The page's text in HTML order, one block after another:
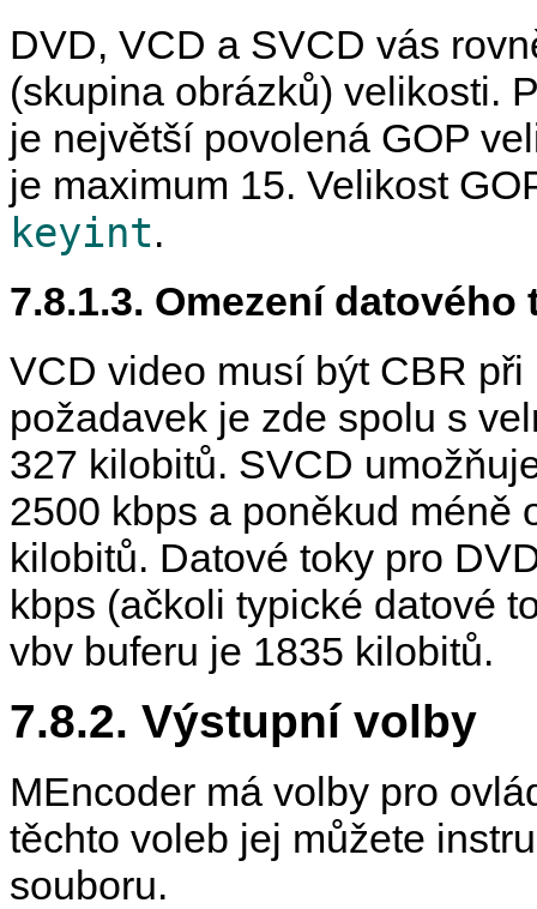
DVD, VCD a SVCD vás
(skupina obrázků) velikosti.
je největší povolená GOP
je maximum 15. Velikost
keyint.
7.8.1.3. Omezení datového
VCD video musí být CBR
požadavek je zde spolu s
327 kilobitů. SVCD
2500 kbps a poněkud méně
kilobitů. Datové toky pro
kbps (ačkoli typické datové
vbv buferu je 1835 kilobitů.
7.8.2. Výstupní volby
MEncoder má volby pro
těchto voleb jej můžete
souboru.